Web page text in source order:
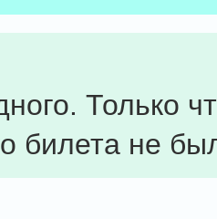
Только
билета не